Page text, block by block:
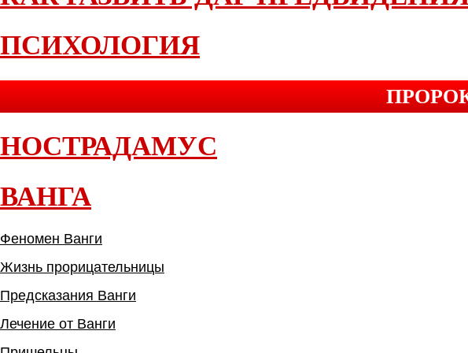
ПСИХОЛОГИЯ
НОСТРАДАМУС
ВАНГА
Феномен Ванги
Жизнь прорицательницы
Предсказания Ванги
Лечение от Ванги